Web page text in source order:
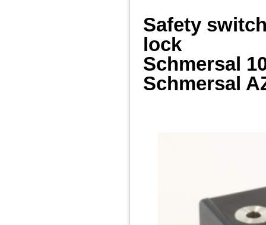
Safety
lock
Schmersal
Schmersal